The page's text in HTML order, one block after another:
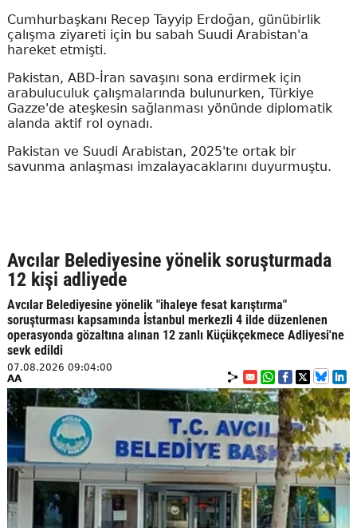
Cumhurbaşkanı Recep Tayyip Erdoğan, günübirlik
çalışma ziyareti için bu sabah Suudi Arabistan'a
hareket etmişti.
Pakistan, ABD-İran savaşını sona erdirmek için
arabuluculuk çalışmalarında bulunurken, Türkiye
Gazze'de ateşkesin sağlanması yönünde diplomatik
alanda aktif rol oynadı.
Pakistan ve Suudi Arabistan, 2025'te ortak bir
savunma anlaşması imzalayacaklarını duyurmuştu.
Avcılar Belediyesine yönelik soruşturmada
12 kişi adliyede
Avcılar Belediyesine yönelik "ihaleye fesat karıştırma"
soruşturması kapsamında İstanbul merkezli 4 ilde düzenlenen
operasyonda gözaltına alınan 12 zanlı Küçükçekmece Adliyesi'ne
sevk edildi
07.08.2026 09:04:00
AA